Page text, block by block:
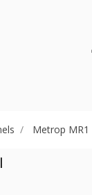
Metrop MR1